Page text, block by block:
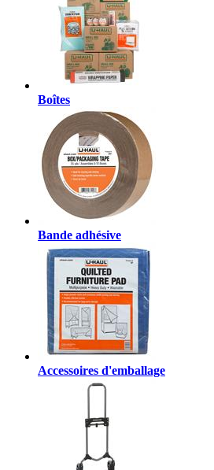
Boîtes
Bande adhésive
Accessoires d'emballage